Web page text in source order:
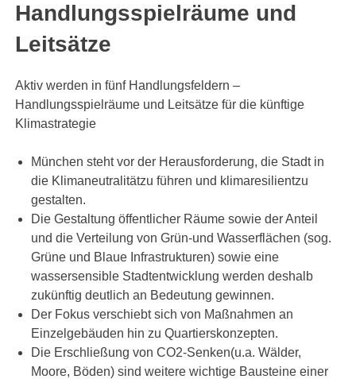
Handlungsspielräume und
Leitsätze
Aktiv werden in fünf Handlungsfeldern –
Handlungsspielräume und Leitsätze für die künftige
Klimastrategie
München steht vor der Herausforderung, die Stadt in
die Klimaneutralitätzu führen und klimaresilientzu
gestalten.
Die Gestaltung öffentlicher Räume sowie der Anteil
und die Verteilung von Grün-und Wasserflächen (sog.
Grüne und Blaue Infrastrukturen) sowie eine
wassersensible Stadtentwicklung werden deshalb
zukünftig deutlich an Bedeutung gewinnen.
Der Fokus verschiebt sich von Maßnahmen an
Einzelgebäuden hin zu Quartierskonzepten.
Die Erschließung von CO2-Senken(u.a. Wälder,
Moore, Böden) sind weitere wichtige Bausteine einer